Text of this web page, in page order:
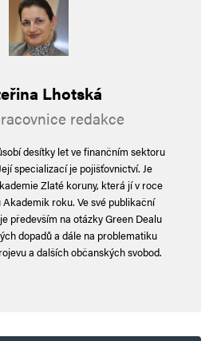
Lhotská
redakce
desítky let ve finančním sektoru
specializací je pojišťovnictví. Je
Zlaté koruny, která jí v roce
roku. Ve své publikační
především na otázky Green Dealu
dopadů a dále na problematiku
a dalších občanských svobod.